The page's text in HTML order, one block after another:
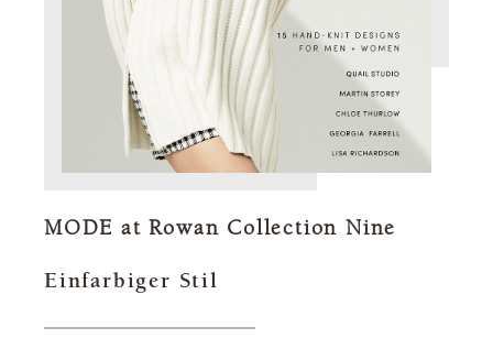
MODE at Rowan Collection Nine
Einfarbiger Stil